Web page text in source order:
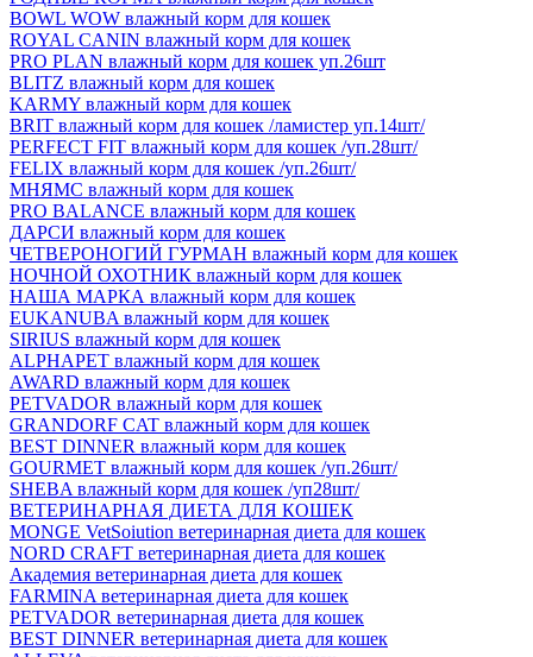
BOWL WOW влажный корм для кошек
ROYAL CANIN влажный корм для кошек
PRO PLAN влажный корм для кошек уп.26шт
BLITZ влажный корм для кошек
KARMY влажный корм для кошек
BRIT влажный корм для кошек /ламистер уп.14шт/
PERFECT FIT влажный корм для кошек /уп.28шт/
FELIX влажный корм для кошек /уп.26шт/
МНЯМС влажный корм для кошек
PRO BALANCE влажный корм для кошек
ДАРСИ влажный корм для кошек
ЧЕТВЕРОНОГИЙ ГУРМАН влажный корм для кошек
НОЧНОЙ ОХОТНИК влажный корм для кошек
НАША МАРКА влажный корм для кошек
EUKANUBA влажный корм для кошек
SIRIUS влажный корм для кошек
ALPHAPET влажный корм для кошек
AWARD влажный корм для кошек
PETVADOR влажный корм для кошек
GRANDORF CAT влажный корм для кошек
BEST DINNER влажный корм для кошек
GOURMET влажный корм для кошек /уп.26шт/
SHEBA влажный корм для кошек /уп28шт/
ВЕТЕРИНАРНАЯ ДИЕТА ДЛЯ КОШЕК
MONGE VetSoiution ветеринарная диета для кошек
NORD CRAFT ветеринарная диета для кошек
Академия ветеринарная диета для кошек
FARMINA ветеринарная диета для кошек
PETVADOR ветеринарная диета для кошек
BEST DINNER ветеринарная диета для кошек